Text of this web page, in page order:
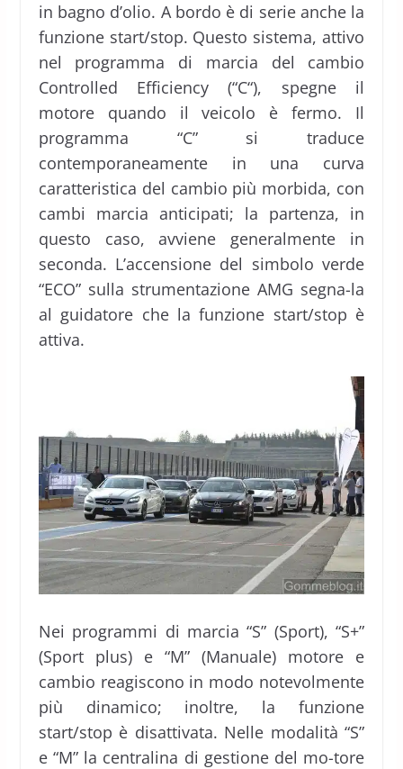
in bagno d’olio. A bordo è di serie anche la
funzione start/stop. Questo sistema, attivo
nel programma di marcia del cambio
Controlled Efficiency (“C“), spegne il
motore quando il veicolo è fermo. Il
programma “C” si traduce
contemporaneamente in una curva
caratteristica del cambio più morbida, con
cambi marcia anticipati; la partenza, in
questo caso, avviene generalmente in
seconda. L’accensione del simbolo verde
“ECO” sulla strumentazione AMG segna-la
al guidatore che la funzione start/stop è
attiva.
Nei programmi di marcia “S” (Sport), “S+”
(Sport plus) e “M” (Manuale) motore e
cambio reagiscono in modo notevolmente
più dinamico; inoltre, la funzione
start/stop è disattivata. Nelle modalità “S”
e “M” la centralina di gestione del mo-tore